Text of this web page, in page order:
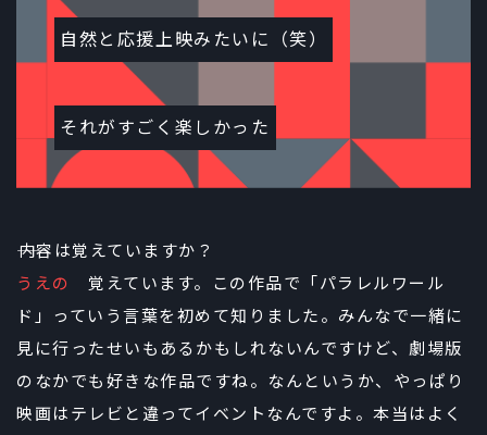
自然と応援上映みたいに（笑）
それがすごく楽しかった
――内容は覚えていますか？
うえの
覚えています。この作品で「パラレルワール
ド」っていう言葉を初めて知りました。みんなで一緒に
見に行ったせいもあるかもしれないんですけど、劇場版
のなかでも好きな作品ですね。なんというか、やっぱり
映画はテレビと違ってイベントなんですよ。本当はよく